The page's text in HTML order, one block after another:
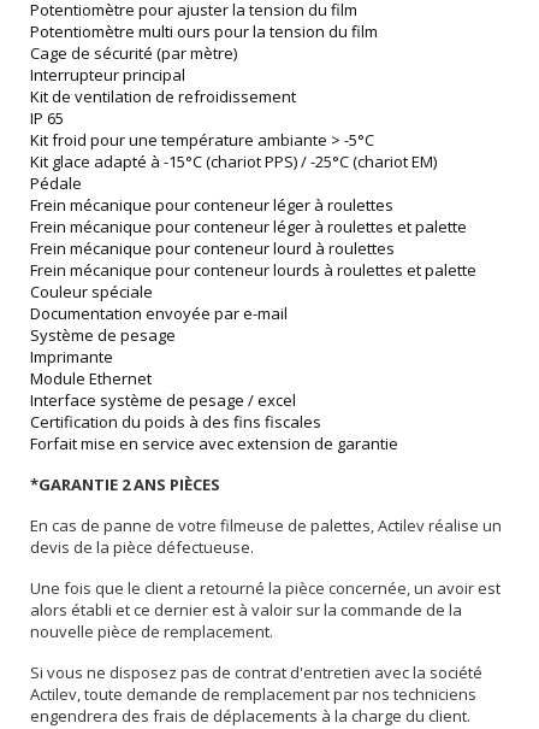
Potentiomètre pour ajuster la tension du film
Potentiomètre multi ours pour la tension du film
Cage de sécurité (par mètre)
Interrupteur principal
Kit de ventilation de refroidissement
IP 65
Kit froid pour une température ambiante > -5°C
Kit glace adapté à -15°C (chariot PPS) / -25°C (chariot EM)
Pédale
Frein mécanique pour conteneur léger à roulettes
Frein mécanique pour conteneur léger à roulettes et palette
Frein mécanique pour conteneur lourd à roulettes
Frein mécanique pour conteneur lourds à roulettes et palette
Couleur spéciale
Documentation envoyée par e-mail
Système de pesage
Imprimante
Module Ethernet
Interface système de pesage / excel
Certification du poids à des fins fiscales
Forfait mise en service avec extension de garantie
*GARANTIE 2 ANS PIÈCES
En cas de panne de votre filmeuse de palettes, Actilev réalise un
devis de la pièce défectueuse.
Une fois que le client a retourné la pièce concernée, un avoir est
alors établi et ce dernier est à valoir sur la commande de la
nouvelle pièce de remplacement.
Si vous ne disposez pas de contrat d'entretien avec la société
Actilev, toute demande de remplacement par nos techniciens
engendrera des frais de déplacements à la charge du client.